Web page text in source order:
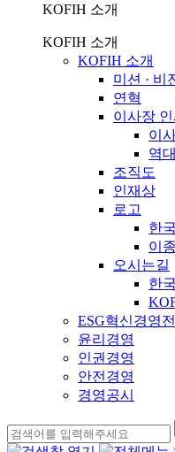
KOFIH 소개
KOFIH 소개
KOFIH 소개
미션 · 비
연혁
이사장
이
역
조직도
인재상
로고
한
이
오시는길
한
ESG혁신경영
윤리경영
인권경영
안전경영
경영공시